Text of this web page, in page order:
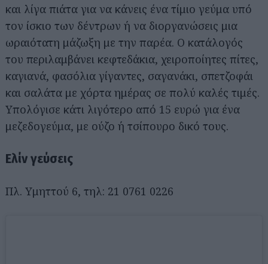
και λίγα πιάτα για να κάνεις ένα τίμιο γεύμα υπό
τον ίσκιο των δέντρων ή να διοργανώσεις μια
ωραιότατη μάζωξη με την παρέα. Ο κατάλογός
του περιλαμβάνει κεφτεδάκια, χειροποίητες πίτες,
καγιανά, φασόλια γίγαντες, σαγανάκι, σπετζοφάι
και σαλάτα με χόρτα ημέρας σε πολύ καλές τιμές.
Υπολόγισε κάτι λιγότερο από 15 ευρώ για ένα
μεζεδογεύμα, με ούζο ή τσίπουρο δικό τους.
Ελίν γεύσεις
Πλ. Υμηττού 6, τηλ: 21 0761 0226